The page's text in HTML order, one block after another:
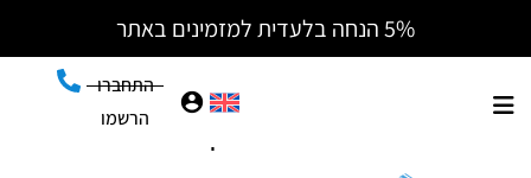
5% הנחה בלעדית למזמינים באתר
התחברו
הרשמו
מלון לאגו, טבריה